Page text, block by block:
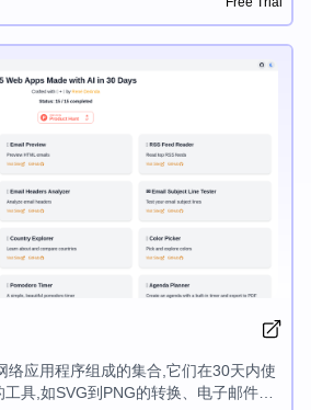
产市场取得更大成功。
络应用程序组成的集合,它们在30天内使
具,如SVG到PNG的转换、电子邮件预